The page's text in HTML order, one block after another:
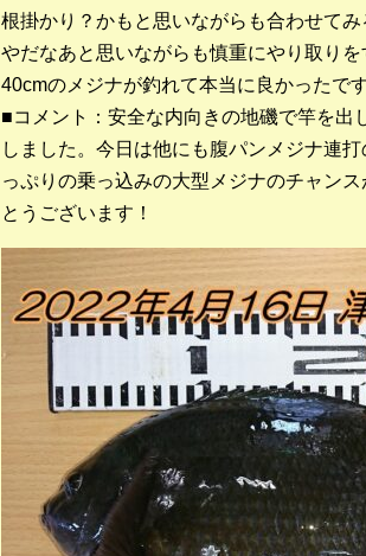
根掛かり？かもと思いながらも合わせて
やだなあと思いながらも慎重にやり取り
40cmのメジナが釣れて本当に良かったで
■コメント：安全な内向きの地磯で竿を出
しました。今日は他にも腹パンメジナ連
っぷりの乗っ込みの大型メジナのチャン
とうございます！